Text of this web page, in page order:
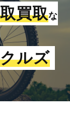
買取な
ルズ